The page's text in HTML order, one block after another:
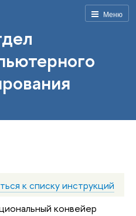
Меню
к списку инструкций
конвейер